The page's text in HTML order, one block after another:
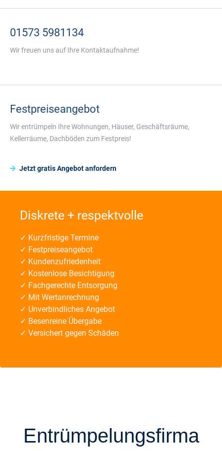
01573 5981134
Wir freuen uns auf Ihre Kontaktaufnahme!
Festpreiseangebot
Wir entrümpeln Ihre Wohnungen, Häuser, Geschäftsräume,
Kellerräume, Dachböden zum Festpreis!
Jetzt gratis Angebot anfordern
Diskrete + respektvolle
✓ Kurzfristige Termine
✓ Festpreiseangebot
✓ Kundenzufriedenheit
✓ Kostenlose Besichtigung
✓ Fachgerechte Entsorgung
✓ Mit Wertanrechnung
✓ Unverbindliches Angebot
✓ Besenreine Übergabe
✓ Versichert gegen Schäden
Entrümpelungsfirma